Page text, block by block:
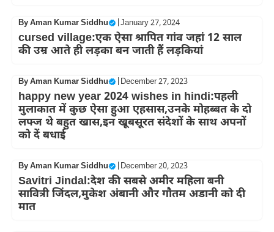
ByAman Kumar Siddhu January 27, 2024
cursed village:एक ऐसा श्रापित गांव जहां 12 साल
की उम्र आते ही लड़का बन जाती हैं लड़कियां
ByAman Kumar Siddhu December 27, 2023
happy new year 2024 wishes in hindi:पहली
मुलाकात में कुछ ऐसा हुआ एहसास,उनके मोहब्बत के दो
लफ्ज थे बहुत खास,इन खूबसूरत संदेशों के साथ अपनों
को दें बधाई
ByAman Kumar Siddhu December 20, 2023
Savitri Jindal:देश की सबसे अमीर महिला बनी
सावित्री जिंदल,मुकेश अंबानी और गौतम अडानी को दी
मात